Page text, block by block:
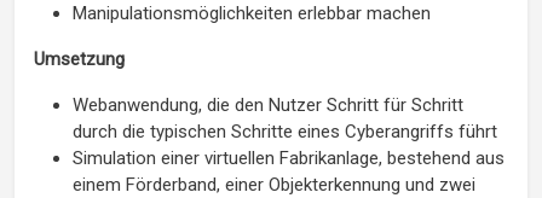
Manipulationsmöglichkeiten erlebbar machen
Umsetzung
Webanwendung, die den Nutzer Schritt für Schritt
durch die typischen Schritte eines Cyberangriffs führt
Simulation einer virtuellen Fabrikanlage, bestehend aus
einem Förderband, einer Objekterkennung und zwei